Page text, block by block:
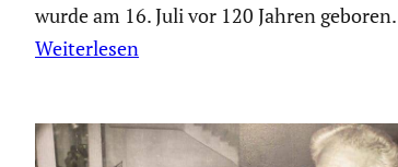
wurde am 16. Juli vor 120 Jahren geboren.
Weiterlesen